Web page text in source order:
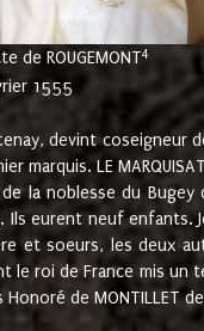
de ROUGEMONT4
1555
devint
marquis. LE
la noblesse du
Ils eurent neuf
soeurs, les deux
roi de France mis un
de MONTILLET